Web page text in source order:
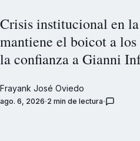
Crisis institucional en
mantiene el boicot a
la confianza a Gianni
Frayank José Oviedo
ago. 6, 2026 2 min de lectura